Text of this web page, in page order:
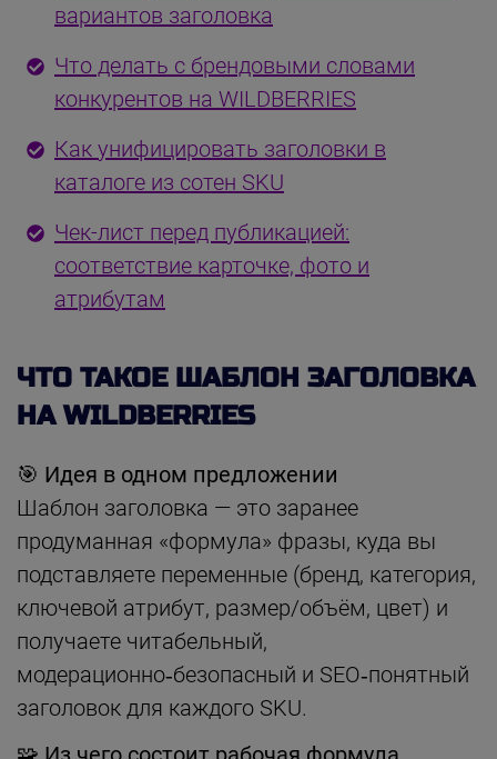
вариантов заголовка
Что делать с брендовыми словами
конкурентов на WILDBERRIES
Как унифицировать заголовки в
каталоге из сотен SKU
Чек-лист перед публикацией:
соответствие карточке, фото и
атрибутам
ЧТО ТАКОЕ ШАБЛОН ЗАГОЛОВКА
НА WILDBERRIES
🎯 Идея в одном предложении
Шаблон заголовка — это заранее
продуманная «формула» фразы, куда вы
подставляете переменные (бренд, категория,
ключевой атрибут, размер/объём, цвет) и
получаете читабельный,
модерационно‑безопасный и SEO‑понятный
заголовок для каждого SKU.